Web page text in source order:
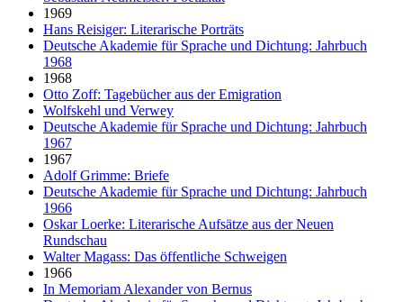
1969
Hans Reisiger: Literarische Porträts
Deutsche Akademie für Sprache und Dichtung: Jahrbuch
1968
1968
Otto Zoff: Tagebücher aus der Emigration
Wolfskehl und Verwey
Deutsche Akademie für Sprache und Dichtung: Jahrbuch
1967
1967
Adolf Grimme: Briefe
Deutsche Akademie für Sprache und Dichtung: Jahrbuch
1966
Oskar Loerke: Literarische Aufsätze aus der Neuen
Rundschau
Walter Magass: Das öffentliche Schweigen
1966
In Memoriam Alexander von Bernus